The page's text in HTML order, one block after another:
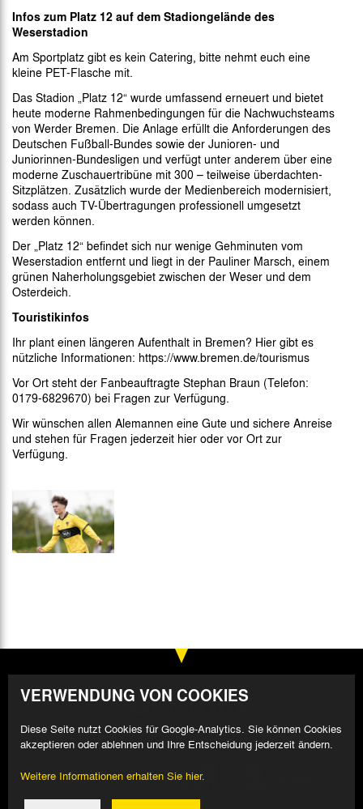
Infos zum Platz 12 auf dem Stadiongelände des
Weserstadion
Am Sportplatz gibt es kein Catering, bitte nehmt euch eine
kleine PET-Flasche mit.
Das Stadion „Platz 12“ wurde umfassend erneuert und bietet
heute moderne Rahmenbedingungen für die Nachwuchsteams
von Werder Bremen. Die Anlage erfüllt die Anforderungen des
Deutschen Fußball-Bundes sowie der Junioren- und
Juniorinnen-Bundesligen und verfügt unter anderem über eine
moderne Zuschauertribüne mit 300 – teilweise überdachten-
Sitzplätzen. Zusätzlich wurde der Medienbereich modernisiert,
sodass auch TV-Übertragungen professionell umgesetzt
werden können.
Der „Platz 12“ befindet sich nur wenige Gehminuten vom
Weserstadion entfernt und liegt in der Pauliner Marsch, einem
grünen Naherholungsgebiet zwischen der Weser und dem
Osterdeich.
Touristikinfos
Ihr plant einen längeren Aufenthalt in Bremen? Hier gibt es
nützliche Informationen: https://www.bremen.de/tourismus
Vor Ort steht der Fanbeauftragte Stephan Braun (Telefon:
0179-6829670) bei Fragen zur Verfügung.
Wir wünschen allen Alemannen eine Gute und sichere Anreise
und stehen für Fragen jederzeit hier oder vor Ort zur
Verfügung.
VERWENDUNG VON COOKIES
Diese Seite nutzt Cookies für Google-Analytics. Sie können Cookies
akzeptieren oder ablehnen und Ihre Entscheidung jederzeit ändern.
Weitere Informationen erhalten Sie hier.